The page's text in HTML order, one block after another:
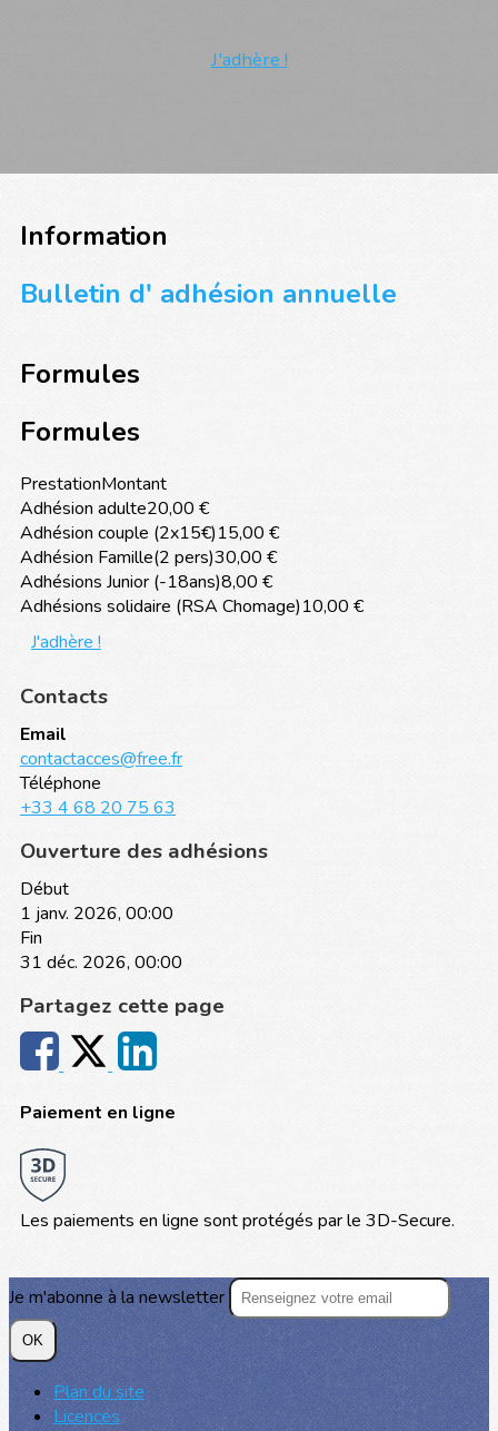
J'adhère !
Information
Bulletin d' adhésion annuelle
Formules
Formules
PrestationMontant
Adhésion adulte20,00 €
Adhésion couple (2x15€)15,00 €
Adhésion Famille(2 pers)30,00 €
Adhésions Junior (-18ans)8,00 €
Adhésions solidaire (RSA Chomage)10,00 €
J'adhère !
Contacts
Email
contactacces@free.fr
Téléphone
+33 4 68 20 75 63
Ouverture des adhésions
Début
1 janv. 2026, 00:00
Fin
31 déc. 2026, 00:00
Partagez cette page
Paiement en ligne
Les paiements en ligne sont protégés par le 3D-Secure.
Je m'abonne à la newsletter
OK
Plan du site
Licences